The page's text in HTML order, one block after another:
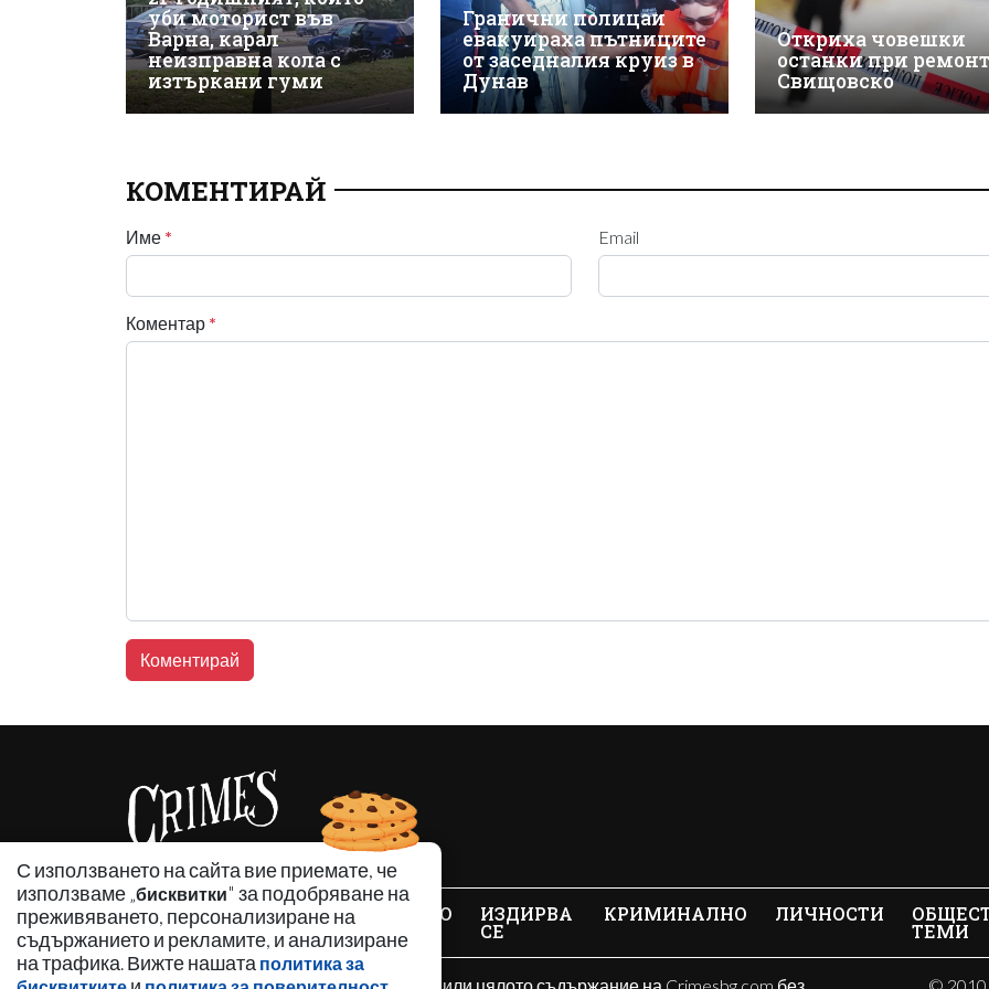
уби моторист във
Варна, карал
неизправна кола с
изтъркани гуми
Гранични полицаи
евакуираха пътниците
от заседналия круиз в
Дунав
Откриха човешки
останки при
Свищовско
КОМЕНТИРАЙ
Име * Email
Коментар *
С използването на сайта вие приемате, че
използваме „бисквитки" за подобряване на
преживяването, персонализиране на
съдържанието и рекламите, и анализиране
на трафика. Вижте нашата политика за
НОВИНИ АНАЛИЗИ ЗАБАВНО ИЗДИРВА
СЕ
КРИМИНАЛНО ЛИЧНОСТИ
ТЕМИ